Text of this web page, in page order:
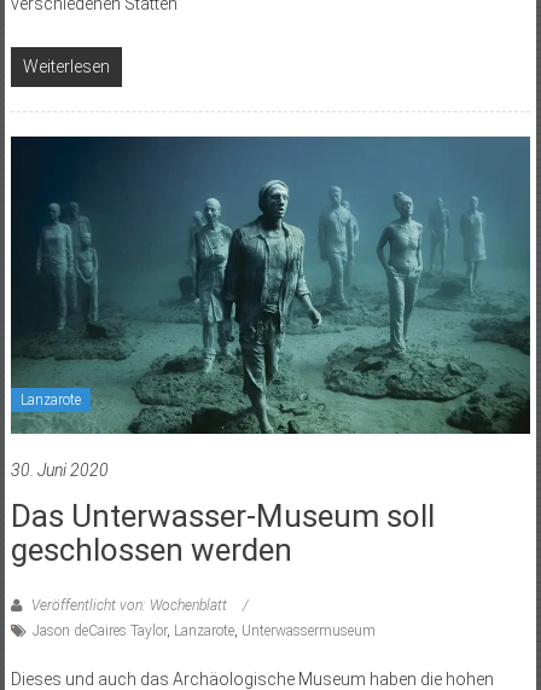
Weiterlesen
Lanzarote
30. Juni 2020
Das Unterwasser-Museum soll
geschlossen werden
Veröffentlicht von: Wochenblatt
Jason deCaires Taylor, Lanzarote, Unterwassermuseum
Dieses und auch das Archäologische Museum haben die hohen